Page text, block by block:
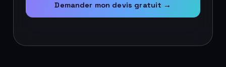
Demander mon devis gratuit →